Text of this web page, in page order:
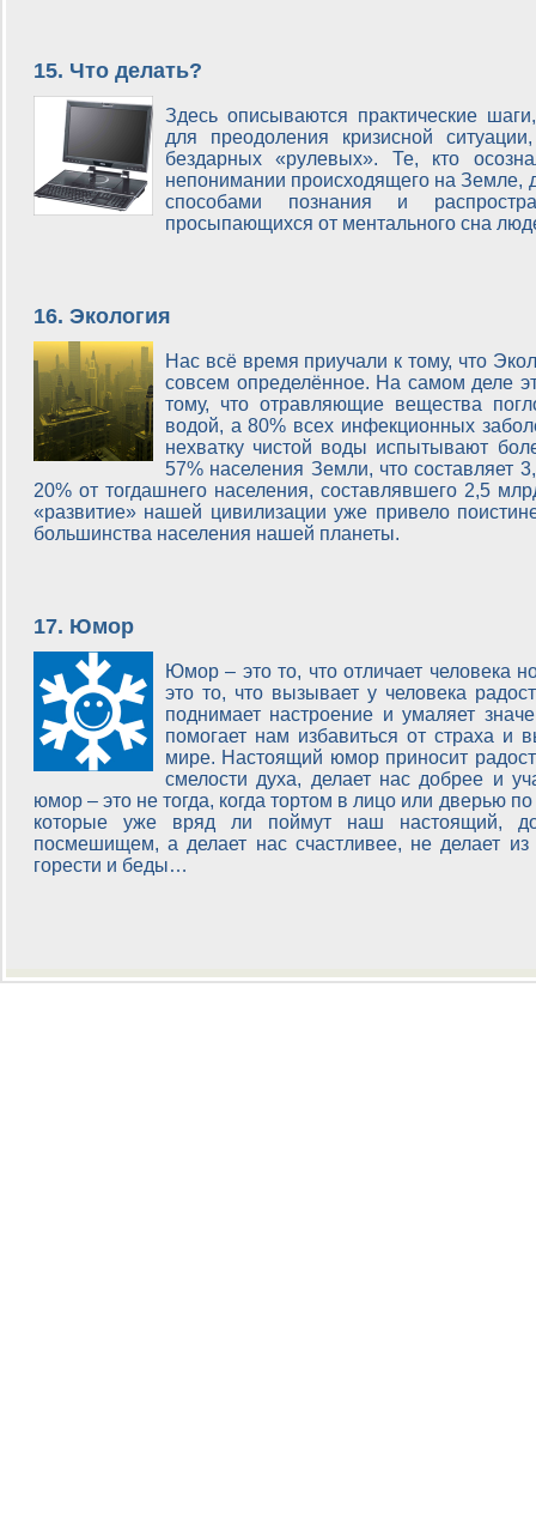
15. Что делать?
Здесь описываются практические
для преодоления кризисной
бездарных «рулевых». Те, кто
непонимании происходящего на Земле,
способами познания и
просыпающихся от ментального сна
16. Экология
Нас всё время приучали к тому, что
совсем определённое. На самом деле
тому, что отравляющие вещества
водой, а 80% всех инфекционных
нехватку чистой воды испытывают
57% населения Земли, что составляет
20% от тогдашнего населения, составлявшего 2,5
«развитие» нашей цивилизации уже привело
большинства населения нашей планеты.
17. Юмор
Юмор – это то, что отличает человека
это то, что вызывает у человека
поднимает настроение и умаляет
помогает нам избавиться от страха
мире. Настоящий юмор приносит
смелости духа, делает нас добрее и
юмор – это не тогда, когда тортом в лицо или дверью
которые уже вряд ли поймут наш настоящий,
посмешищем, а делает нас счастливее, не делает
горести и беды…